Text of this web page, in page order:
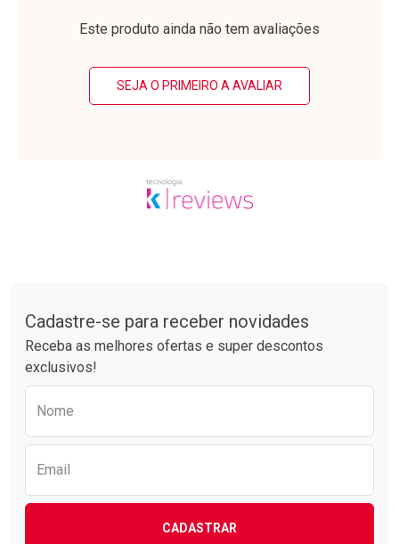
Laboratório
Por R$ 37,25/cada
Por Menos Laboratório
Por R$ 28,79/cada
Por Menos
Este produto ainda não tem avaliações
SEJA O PRIMEIRO A AVALIAR
Cadastre-se para receber novidades
Receba as melhores ofertas e super descontos
exclusivos!
Nome
Email
CADASTRAR